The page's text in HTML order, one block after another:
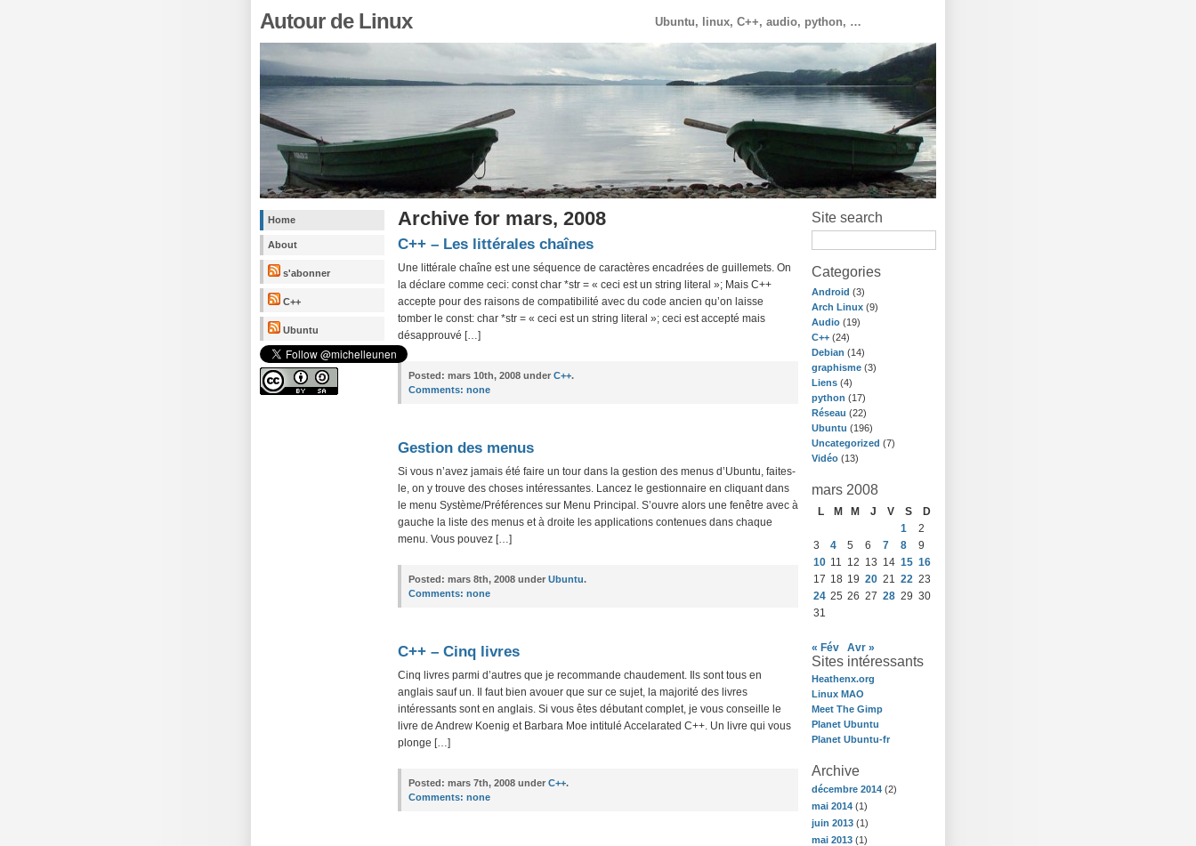
Autour de Linux Ubuntu, linux, C++, audio, python, …
Home
About
s'abonner
C++
Ubuntu
Site search
Categories
Android (3)
Arch Linux (9)
Audio (19)
C++ (24)
Debian (14)
graphisme (3)
Liens (4)
python (17)
Réseau (22)
Ubuntu (196)
Uncategorized (7)
Vidéo (13)
mars 2008
L M M J V S
D
1
2
3
4 5 6 7 8
9
10 11 12 13 14 15 16
17 18 19 20 21 22 23
24 25 26 27 28 29 30
31
« Fév Avr »
Sites intéressants
Heathenx.org
Linux MAO
Meet The Gimp
Planet Ubuntu
Planet Ubuntu-fr
Archive
décembre 2014 (2)
mai 2014 (1)
juin 2013 (1)
mai 2013 (1)
Archive for mars, 2008
C++ – Les littérales chaînes
Une littérale chaîne est une séquence de caractères encadrées de guillemets. On
la déclare comme ceci: const char *str = « ceci est un string literal »; Mais C++
accepte pour des raisons de compatibilité avec du code ancien qu’on laisse
tomber le const: char *str = « ceci est un string literal »; ceci est accepté mais
désapprouvé […]
Posted: mars 10th, 2008 under C++.
Comments: none
Gestion des menus
Si vous n’avez jamais été faire un tour dans la gestion des menus d’Ubuntu, faites-
le, on y trouve des choses intéressantes. Lancez le gestionnaire en cliquant dans
le menu Système/Préférences sur Menu Principal. S’ouvre alors une fenêtre avec à
gauche la liste des menus et à droite les applications contenues dans chaque
menu. Vous pouvez […]
Posted: mars 8th, 2008 under Ubuntu.
Comments: none
C++ – Cinq livres
Cinq livres parmi d’autres que je recommande chaudement. Ils sont tous en
anglais sauf un. Il faut bien avouer que sur ce sujet, la majorité des livres
intéressants sont en anglais. Si vous êtes débutant complet, je vous conseille le
livre de Andrew Koenig et Barbara Moe intitulé Accelarated C++. Un livre qui vous
plonge […]
Posted: mars 7th, 2008 under C++.
Comments: none